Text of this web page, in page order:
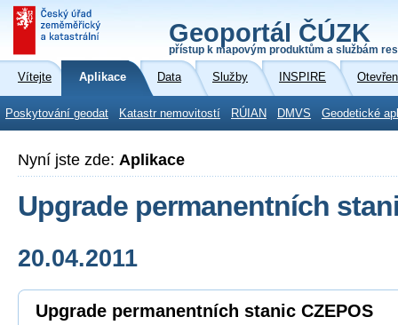
Geoportál ČÚZK
přístup k mapovým produktům a službám
Vítejte Aplikace Data Služby INSPIRE
Poskytování geodat Katastr nemovitostí RÚIAN DMVS Geodetické
Nyní jste zde: Aplikace
Upgrade permanentních
20.04.2011
Upgrade permanentních stanic CZEPOS